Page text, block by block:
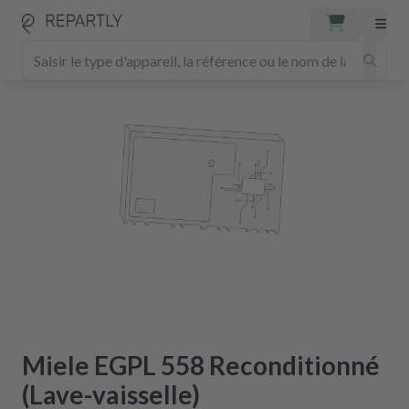
Miele EGPL 558 Reconditionné
(Lave-vaisselle)